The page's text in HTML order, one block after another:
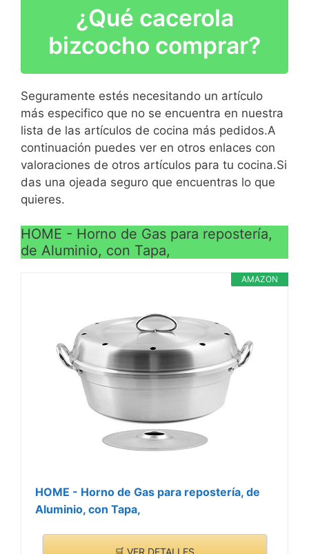
Función horno para
cocina de gas
Solo apto para cocina de
Cocción rápida
Fácil limpieza.
VER
CARACTERÍSTICAS
>
¿Qué cacerola
bizcocho comprar?
Seguramente estés necesitando un artículo
más especifico que no se encuentra en nuestra
lista de las artículos de cocina más pedidos.A
continuación puedes ver en otros enlaces con
valoraciones de otros artículos para tu cocina.Si
das una ojeada seguro que encuentras lo que
quieres.
HOME - Horno de Gas para repostería,
de Aluminio, con Tapa,
AMAZON
HOME - Horno de Gas para repostería, de
Aluminio, con Tapa,
🛒 VER DETALLES